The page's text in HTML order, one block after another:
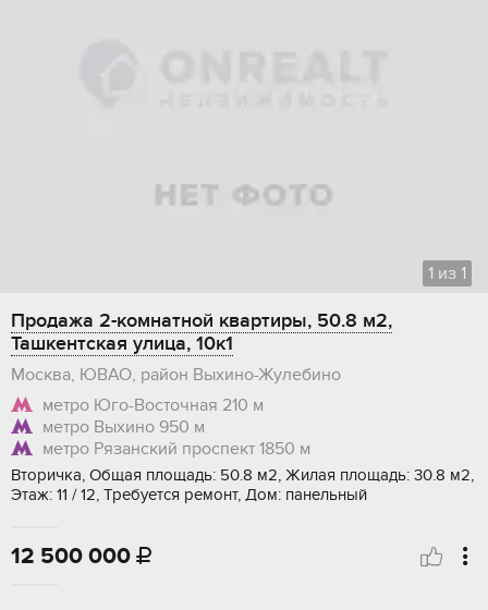
1 из 1
Продажа 2-комнатной квартиры, 50.8 м2,
Ташкентская улица, 10к1
Москва, ЮВАО, район Выхино-Жулебино
метро Юго-Восточная 210 м
метро Выхино 950 м
метро Рязанский проспект 1850 м
Вторичка, Общая площадь: 50.8 м2, Жилая площадь: 30.8 м2,
Этаж: 11 / 12, Требуется ремонт, Дом: панельный
12 500 000 